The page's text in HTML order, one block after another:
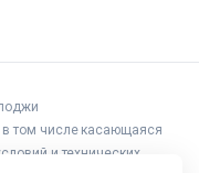
том числе касающаяся
и технических